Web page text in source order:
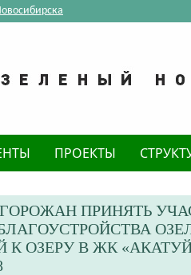
ПРОЕКТЫ
ПРИНЯТЬ
ОЗЕРУ В ЖК